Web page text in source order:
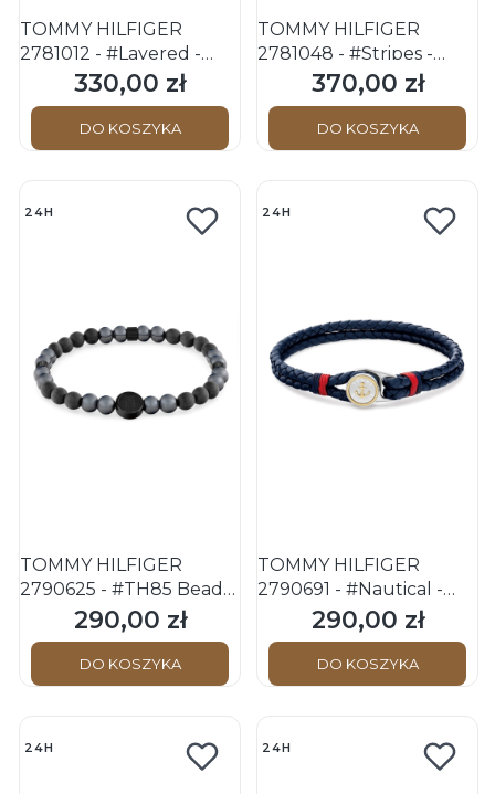
TOMMY HILFIGER
2781012 - #Layered -
Damska - Bransoletka
Cena
330,00 zł
DO KOSZYKA
TOMMY HILFIGER
2781048 - #Stripes -
Damska - Bransoletka
Cena
370,00 zł
DO KOSZYKA
24H
TOMMY HILFIGER
2790625 - #TH85 Beads
Le - Męska - Bransoletka
rozciągana
Cena
290,00 zł
DO KOSZYKA
24H
TOMMY HILFIGER
2790691 - #Nautical -
Męska - Bransoletka
Cena
290,00 zł
DO KOSZYKA
24H 24H